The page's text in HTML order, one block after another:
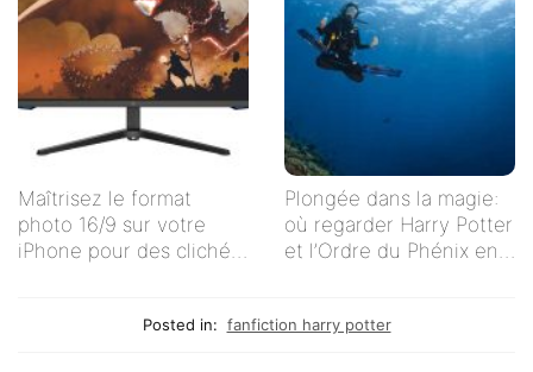
Maîtrisez le format
photo 16/9 sur votre
iPhone pour des clichés
Plongée dans la magie:
où regarder Harry Potter
et l’Ordre du Phénix en
Posted in: fanfiction harry potter